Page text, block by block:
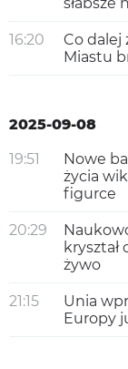
16:20
Co dalej
Miastu
2025-09-08
19:51
Nowe
życia
figurce
20:29
kryształ
żywo
21:15
Unia
Europy